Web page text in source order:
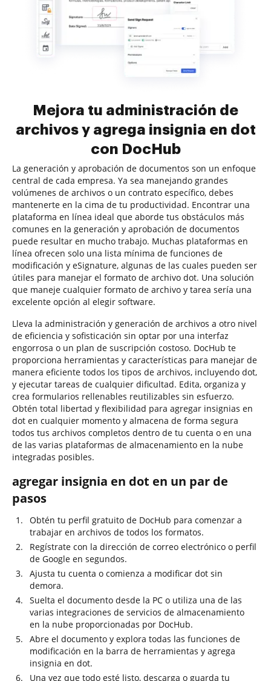
Mejora tu administración de
archivos y agrega insignia en dot
con DocHub
La generación y aprobación de documentos son un enfoque
central de cada empresa. Ya sea manejando grandes
volúmenes de archivos o un contrato específico, debes
mantenerte en la cima de tu productividad. Encontrar una
plataforma en línea ideal que aborde tus obstáculos más
comunes en la generación y aprobación de documentos
puede resultar en mucho trabajo. Muchas plataformas en
línea ofrecen solo una lista mínima de funciones de
modificación y eSignature, algunas de las cuales pueden ser
útiles para manejar el formato de archivo dot. Una solución
que maneje cualquier formato de archivo y tarea sería una
excelente opción al elegir software.
Lleva la administración y generación de archivos a otro nivel
de eficiencia y sofisticación sin optar por una interfaz
engorrosa o un plan de suscripción costoso. DocHub te
proporciona herramientas y características para manejar de
manera eficiente todos los tipos de archivos, incluyendo dot,
y ejecutar tareas de cualquier dificultad. Edita, organiza y
crea formularios rellenables reutilizables sin esfuerzo.
Obtén total libertad y flexibilidad para agregar insignias en
dot en cualquier momento y almacena de forma segura
todos tus archivos completos dentro de tu cuenta o en una
de las varias plataformas de almacenamiento en la nube
integradas posibles.
agregar insignia en dot en un par de
pasos
Obtén tu perfil gratuito de DocHub para comenzar a
trabajar en archivos de todos los formatos.
Regístrate con la dirección de correo electrónico o perfil
de Google en segundos.
Ajusta tu cuenta o comienza a modificar dot sin
demora.
Suelta el documento desde la PC o utiliza una de las
varias integraciones de servicios de almacenamiento
en la nube proporcionadas por DocHub.
Abre el documento y explora todas las funciones de
modificación en la barra de herramientas y agrega
insignia en dot.
Una vez que todo esté listo, descarga o guarda tu